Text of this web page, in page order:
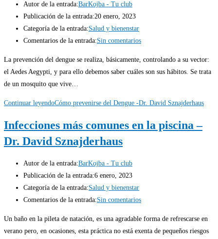
Autor de la entrada:BarKojba - Tu club
Publicación de la entrada:20 enero, 2023
Categoría de la entrada:Salud y bienenstar
Comentarios de la entrada:Sin comentarios
La prevención del dengue se realiza, básicamente, controlando a su vector:
el Aedes Aegypti, y para ello debemos saber cuáles son sus hábitos. Se trata
de un mosquito que vive…
Continuar leyendoCómo prevenirse del Dengue -Dr. David Sznajderhaus
Infecciones más comunes en la piscina –
Dr. David Sznajderhaus
Autor de la entrada:BarKojba - Tu club
Publicación de la entrada:6 enero, 2023
Categoría de la entrada:Salud y bienenstar
Comentarios de la entrada:Sin comentarios
Un baño en la pileta de natación, es una agradable forma de refrescarse en
verano pero, en ocasiones, esta práctica no está exenta de pequeños riesgos